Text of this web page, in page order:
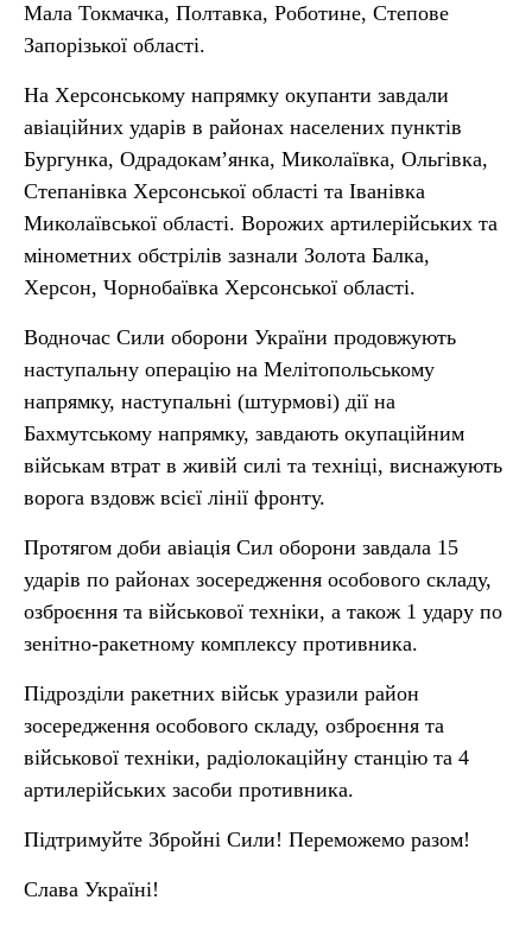
Мала Токмачка, Полтавка, Роботине, Степове
Запорізької області.
На Херсонському напрямку окупанти завдали
авіаційних ударів в районах населених пунктів
Бургунка, Одрадокам’янка, Миколаївка, Ольгівка,
Степанівка Херсонської області та Іванівка
Миколаївської області. Ворожих артилерійських та
мінометних обстрілів зазнали Золота Балка,
Херсон, Чорнобаївка Херсонської області.
Водночас Сили оборони України продовжують
наступальну операцію на Мелітопольському
напрямку, наступальні (штурмові) дії на
Бахмутському напрямку, завдають окупаційним
військам втрат в живій силі та техніці, виснажують
ворога вздовж всієї лінії фронту.
Протягом доби авіація Сил оборони завдала 15
ударів по районах зосередження особового складу,
озброєння та військової техніки, а також 1 удару по
зенітно-ракетному комплексу противника.
Підрозділи ракетних військ уразили район
зосередження особового складу, озброєння та
військової техніки, радіолокаційну станцію та 4
артилерійських засоби противника.
Підтримуйте Збройні Сили! Переможемо разом!
Слава Україні!